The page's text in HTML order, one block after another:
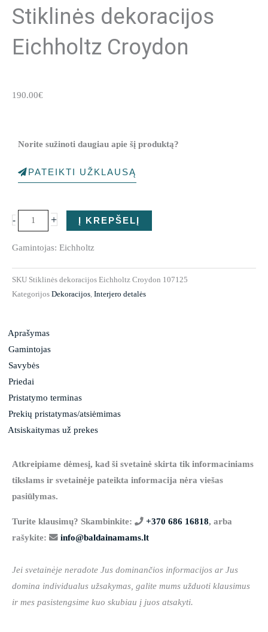
Stiklinės dekoracijos
Eichholtz Croydon
190.00€
Norite sužinoti daugiau apie šį produktą?
PATEIKTI UŽKLAUSĄ
-
kiekis:
Stiklinės
dekoracijos
Eichholtz
Croydon
+ Į KREPŠELĮ
Gamintojas: Eichholtz
SKU Stiklinės dekoracijos Eichholtz Croydon 107125
Kategorijos Dekoracijos Interjero detalės
Aprašymas
Gamintojas
Savybės
Priedai
Pristatymo terminas
Prekių pristatymas/atsiėmimas
Atsiskaitymas už prekes
Atkreipiame dėmesį, kad ši svetainė skirta tik informaciniams
tikslams ir svetainėje pateikta informacija nėra viešas
pasiūlymas.
Turite klausimų? Skambinkite: +370 686 16818, arba
rašykite:
info@baldainamams.lt
Jei svetainėje neradote Jus dominančios informacijos ar Jus
domina individualus užsakymas, galite mums užduoti klausimus
ir mes pasistengsime kuo skubiau į juos atsakyti.